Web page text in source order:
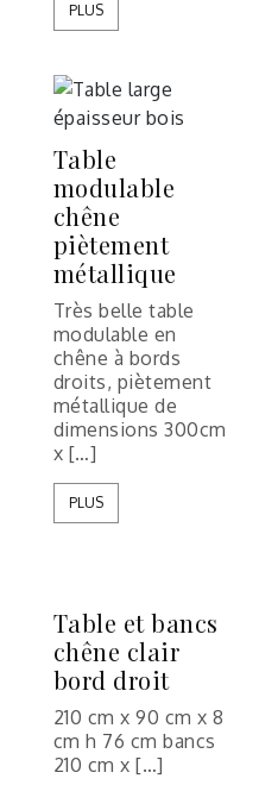
PLUS
Table
modulable
chêne
piètement
métallique
Très belle table
modulable en
chêne à bords
droits, piètement
métallique de
dimensions 300cm
x […]
PLUS
Table et bancs
chêne clair
bord droit
210 cm x 90 cm x 8
cm h 76 cm bancs
210 cm x […]